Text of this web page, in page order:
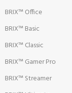
BRIX™ Office
BRIX™ Basic
BRIX™ Classic
BRIX™ Gamer Pro
BRIX™ Streamer